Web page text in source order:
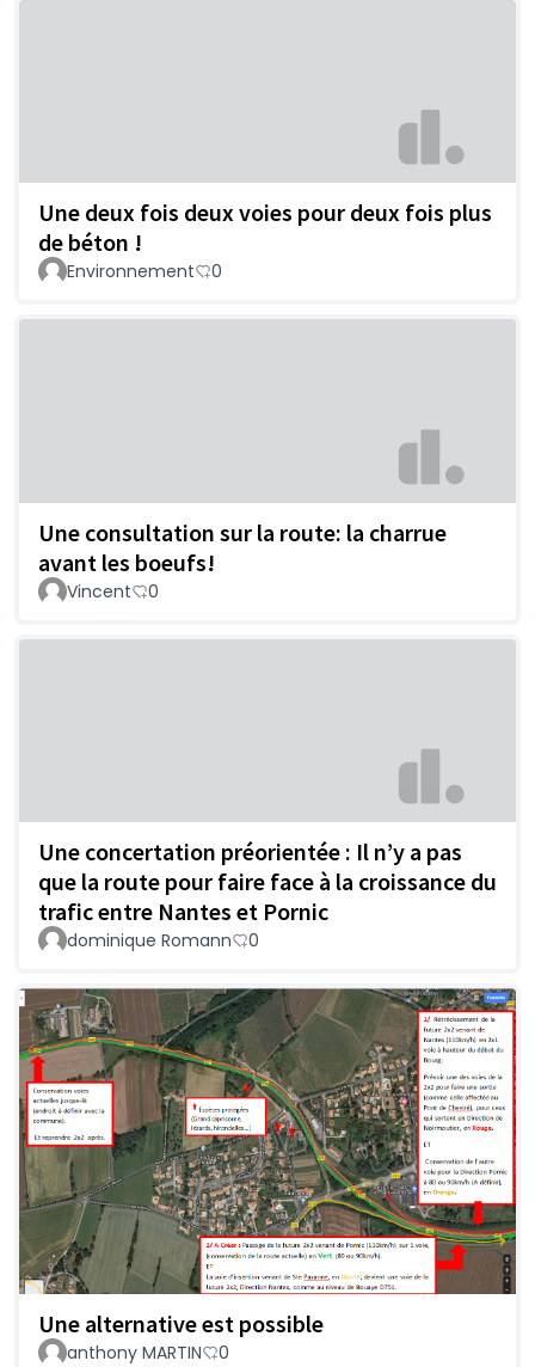
Une deux fois deux voies pour deux fois plus
de béton !
Environnement 0
Une consultation sur la route: la charrue
avant les boeufs!
Vincent 0
Une concertation préorientée : Il n’y a pas
que la route pour faire face à la croissance du
trafic entre Nantes et Pornic
dominique Romann 0
Une alternative est possible
anthony MARTIN 0